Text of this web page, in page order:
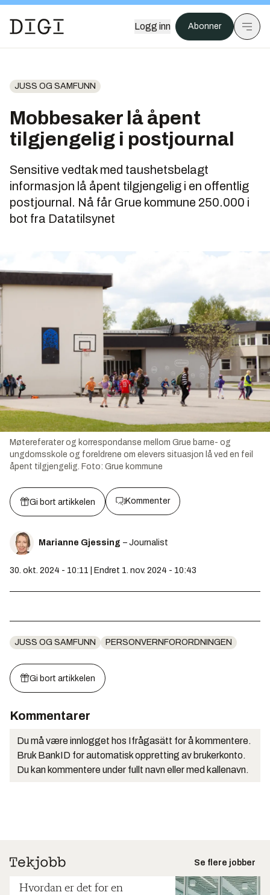
Logg inn Abonner
JUSS OG SAMFUNN
Mobbesaker lå åpent
tilgjengelig i postjournal
Sensitive vedtak med taushetsbelagt
informasjon lå åpent tilgjengelig i en offentlig
postjournal. Nå får Grue kommune 250.000 i
bot fra Datatilsynet
Møtereferater og korrespondanse mellom Grue barne- og
ungdomsskole og foreldrene om elevers situasjon lå ved en feil
åpent tilgjengelig. Foto: Grue kommune
Gi bort artikkelen Kommenter
Marianne Gjessing – Journalist
30. okt. 2024 - 10:11 | Endret 1. nov. 2024 - 10:43
JUSS OG SAMFUNN PERSONVERNFORORDNINGEN
Gi bort artikkelen
Kommentarer
Du må være innlogget hos Ifrågasätt for å kommentere.
Bruk BankID for automatisk oppretting av brukerkonto.
Du kan kommentere under fullt navn eller med kallenavn.
Se flere jobber
Hvordan er det for en